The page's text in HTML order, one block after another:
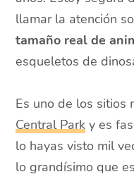
llamar la atención
tamaño real de
esqueletos de
Es uno de los sitios
Central Park y es
lo hayas visto mil
lo grandísimo que